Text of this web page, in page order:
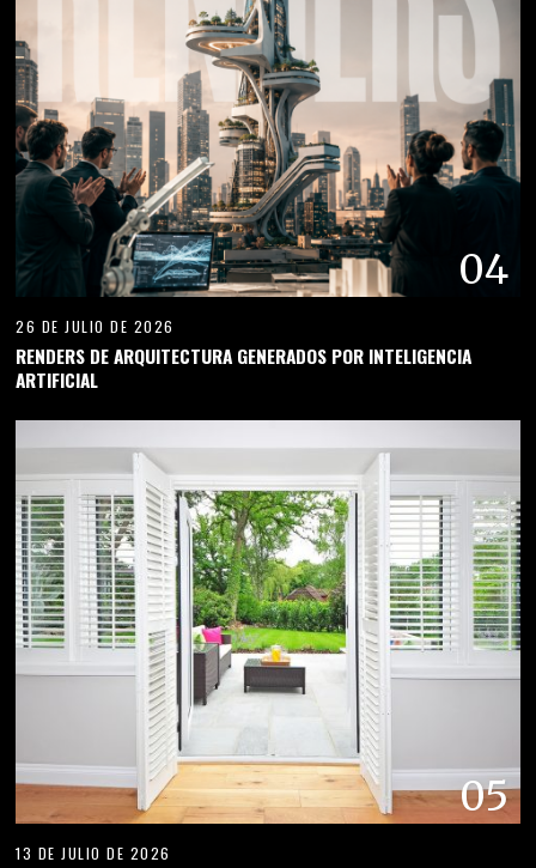
04
26 DE JULIO DE 2026
RENDERS DE ARQUITECTURA GENERADOS POR INTELIGENCIA
ARTIFICIAL
05
13 DE JULIO DE 2026